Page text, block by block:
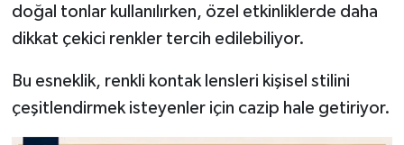
doğal tonlar kullanılırken, özel etkinliklerde daha
dikkat çekici renkler tercih edilebiliyor.
Bu esneklik, renkli kontak lensleri kişisel stilini
çeşitlendirmek isteyenler için cazip hale getiriyor.